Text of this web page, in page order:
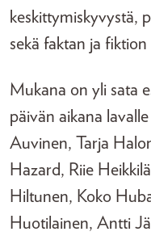
keskittymiskyvystä,
sekä faktan ja fiktion
Mukana on yli sata
päivän aikana
Auvinen, Tarja
Hazard, Riie
Hiltunen, Koko
Huotilainen, Antti